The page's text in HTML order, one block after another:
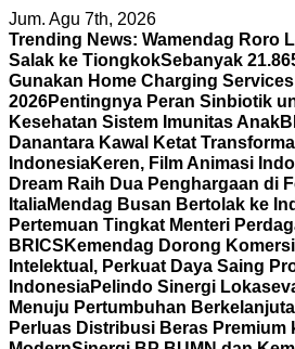
Skip
to
content
Jum. Agu 7th, 2026
Trending News: Wamendag Roro
Salak ke TiongkokSebanyak
Gunakan Home Charging Services
2026Pentingnya Peran Sinbiotik
Kesehatan Sistem Imunitas Anak
Danantara Kawal Ketat
IndonesiaKeren, Film Animasi
Dream Raih Dua Penghargaan di
ItaliaMendag Busan Bertolak ke
Pertemuan Tingkat Menteri
BRICS Kemendag Dorong
Intelektual, Perkuat Daya Saing
IndonesiaPelindo Sinergi
Menuju Pertumbuhan
Perluas Distribusi Beras Premium